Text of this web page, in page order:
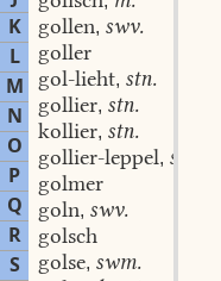
K
L
M
N
O
P
Q
R
S
gollen, swv.
goller
gol-lieht, stn.
gollier, stn.
kollier, stn.
gollier-leppel, stn.
golmer
goln, swv.
golsch
golse, swm.